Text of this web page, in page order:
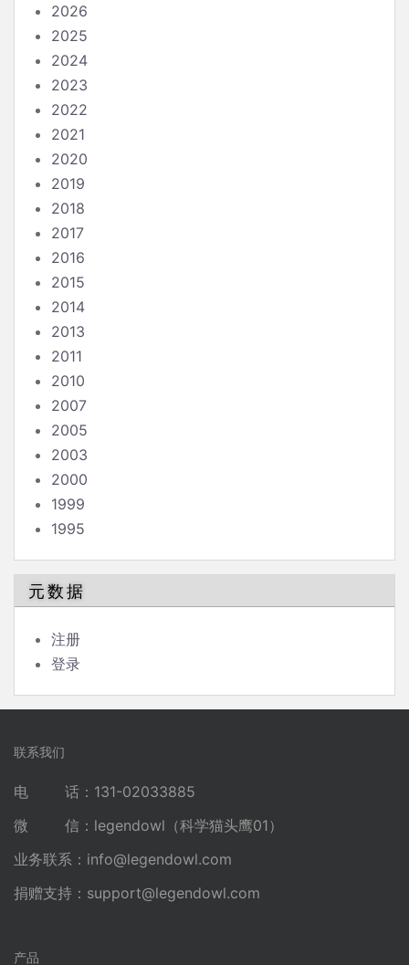
2026
2025
2024
2023
2022
2021
2020
2019
2018
2017
2016
2015
2014
2013
2011
2010
2007
2005
2003
2000
1999
1995
元数据
注册
登录
联系我们
电 话：131-02033885
微 信：legendowl（科学猫头鹰01）
业务联系： info@legendowl.com
捐赠支持： support@legendowl.com
产品